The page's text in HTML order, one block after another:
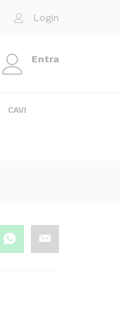
Login
Entra
CAVI